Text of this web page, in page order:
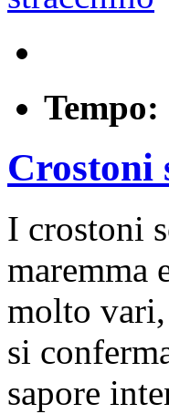
Tempo:
Crostoni
I crostoni
maremma
molto vari,
si
sapore